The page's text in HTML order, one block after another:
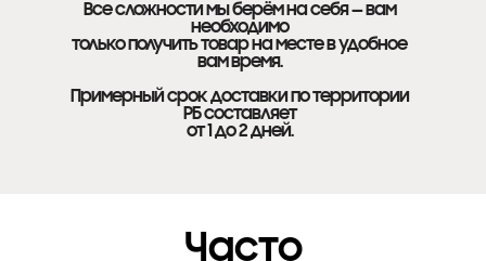
Все сложности мы берём на себя — вам
необходимо
только получить товар на месте в удобное
вам время.
Примерный срок доставки по территории
РБ составляет
от 1 до 2 дней.
Часто